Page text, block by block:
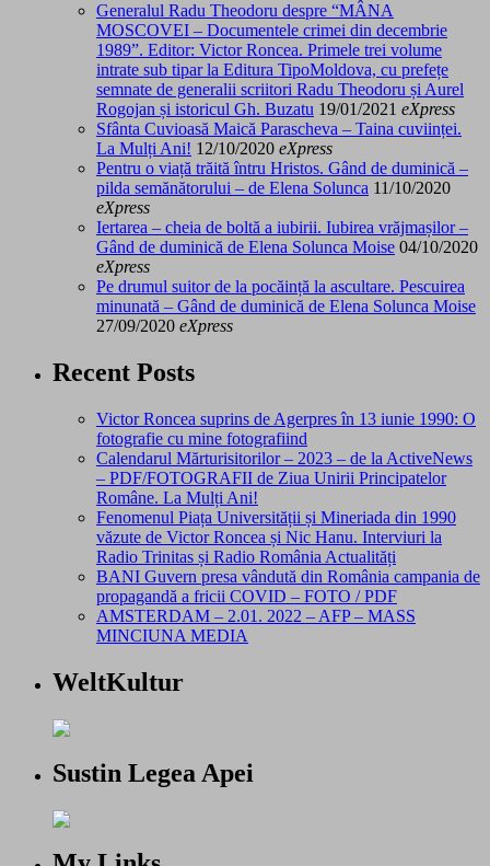
Generalul Radu Theodoru despre “MÂNA
MOSCOVEI – Documentele crimei din decembrie
1989”. Editor: Victor Roncea. Primele trei volume
intrate sub tipar la Editura TipoMoldova, cu prefețe
semnate de generalii scriitori Radu Theodoru și Aurel
Rogojan și istoricul Gh. Buzatu 19/01/2021 eXpress
Sfânta Cuvioasă Maică Parascheva – Taina cuviinței.
La Mulți Ani! 12/10/2020 eXpress
Pentru o viață trăită întru Hristos. Gând de duminică –
pilda semănătorului – de Elena Solunca 11/10/2020
eXpress
Iertarea – cheia de boltă a iubirii. Iubirea vrăjmașilor –
Gând de duminică de Elena Solunca Moise 04/10/2020
eXpress
Pe drumul suitor de la pocăință la ascultare. Pescuirea
minunată – Gând de duminică de Elena Solunca Moise
27/09/2020 eXpress
Recent Posts
Victor Roncea suprins de Agerpres în 13 iunie 1990: O
fotografie cu mine fotografiind
Calendarul Mărturisitorilor – 2023 – de la ActiveNews
– PDF/FOTOGRAFII de Ziua Unirii Principatelor
Române. La Mulți Ani!
Fenomenul Piața Universității și Mineriada din 1990
văzute de Victor Roncea și Nic Hanu. Interviuri la
Radio Trinitas și Radio România Actualități
BANI Guvern presa vândută din România campania de
propagandă a fricii COVID – FOTO / PDF
AMSTERDAM – 2.01. 2022 – AFP – MASS
MINCIUNA MEDIA
WeltKultur
Sustin Legea Apei